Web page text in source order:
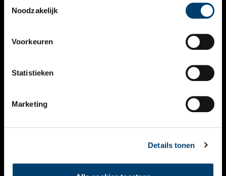
Noodzakelijk
Voorkeuren
Statistieken
Marketing
Details tonen
VERHALEN
KALENDER
THEMA’S
VIDEO’S
CONTACT